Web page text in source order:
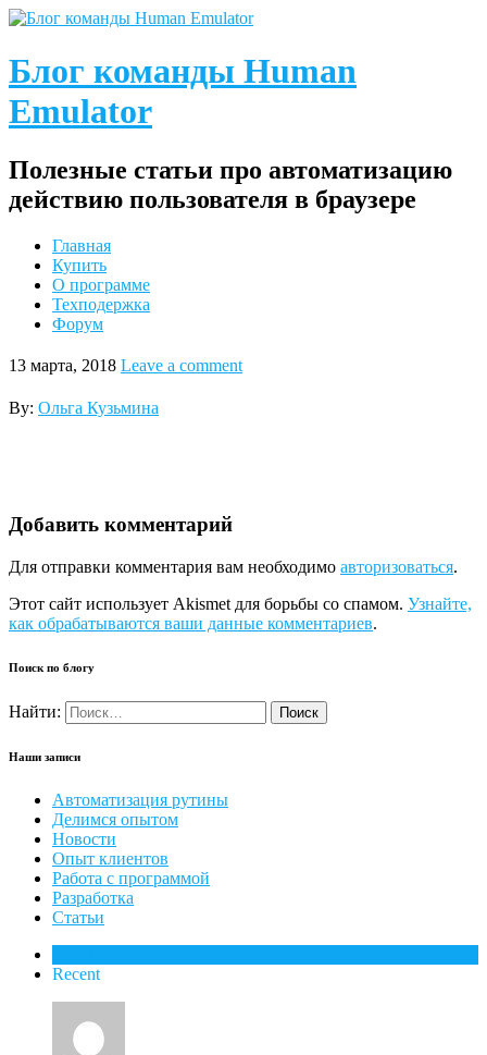
Блог команды Human
Emulator
Полезные статьи про автоматизацию
действию пользователя в браузере
Главная
Купить
О программе
Техподержка
Форум
13 марта, 2018 Leave a comment
By: Ольга Кузьмина
Добавить комментарий
Для отправки комментария вам необходимо авторизоваться.
Этот сайт использует Akismet для борьбы со спамом. Узнайте,
как обрабатываются ваши данные комментариев.
Поиск по блогу
Найти:
Наши записи
Автоматизация рутины
Делимся опытом
Новости
Опыт клиентов
Работа с программой
Разработка
Статьи
Recent